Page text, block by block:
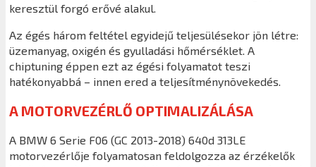
keresztül forgó erővé alakul.
Az égés három feltétel egyidejű teljesülésekor jön létre:
üzemanyag, oxigén és gyulladási hőmérséklet. A
chiptuning éppen ezt az égési folyamatot teszi
hatékonyabbá – innen ered a teljesítménynövekedés.
A MOTORVEZÉRLŐ OPTIMALIZÁLÁSA
A BMW 6 Serie F06 (GC 2013-2018) 640d 313LE
motorvezérlője folyamatosan feldolgozza az érzékelők